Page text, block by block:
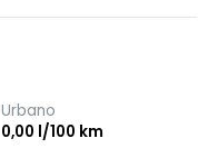
Urbano
0,00 l/100 km